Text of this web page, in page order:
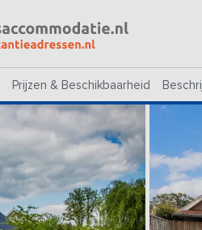
Prijzen & Beschikbaarheid